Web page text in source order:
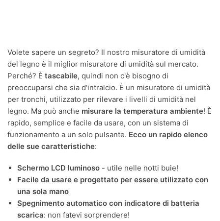
Volete sapere un segreto? Il nostro misuratore di umidità
del legno è il miglior misuratore di umidità sul mercato.
Perché? È tascabile, quindi non c'è bisogno di
preoccuparsi che sia d'intralcio. È un misuratore di umidità
per tronchi, utilizzato per rilevare i livelli di umidità nel
legno. Ma può anche misurare la temperatura ambiente! È
rapido, semplice e facile da usare, con un sistema di
funzionamento a un solo pulsante. Ecco un rapido elenco
delle sue caratteristiche:
Schermo LCD luminoso - utile nelle notti buie!
Facile da usare e progettato per essere utilizzato con
una sola mano
Spegnimento automatico con indicatore di batteria
scarica: non fatevi sorprendere!